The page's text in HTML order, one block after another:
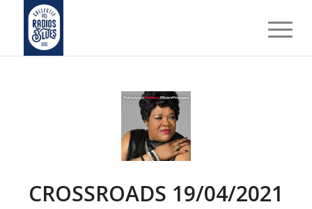
CROSSROADS 19/04/2021